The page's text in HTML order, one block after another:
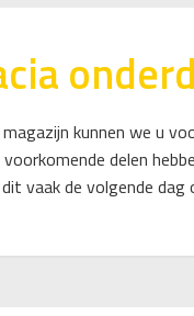
kunnen we u
delen
vaak de volgende